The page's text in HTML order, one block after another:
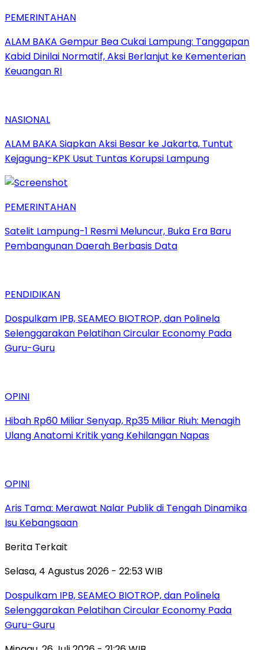
PEMERINTAHAN
ALAM BAKA Gempur Bea Cukai Lampung: Tanggapan
Kabid Dinilai Normatif, Aksi Berlanjut ke Kementerian
Keuangan RI
NASIONAL
ALAM BAKA Siapkan Aksi Besar ke Jakarta, Tuntut
Kejagung-KPK Usut Tuntas Korupsi Lampung
PEMERINTAHAN
Satelit Lampung-1 Resmi Meluncur, Buka Era Baru
Pembangunan Daerah Berbasis Data
PENDIDIKAN
Dospulkam IPB, SEAMEO BIOTROP, dan Polinela
Selenggarakan Pelatihan Circular Economy Pada
Guru-Guru
OPINI
Hibah Rp60 Miliar Senyap, Rp35 Miliar Riuh: Menagih
Ulang Anatomi Kritik yang Kehilangan Napas
OPINI
Aris Tama: Merawat Nalar Publik di Tengah Dinamika
Isu Kebangsaan
Berita Terkait
Selasa, 4 Agustus 2026 - 22:53 WIB
Dospulkam IPB, SEAMEO BIOTROP, dan Polinela
Selenggarakan Pelatihan Circular Economy Pada
Guru-Guru